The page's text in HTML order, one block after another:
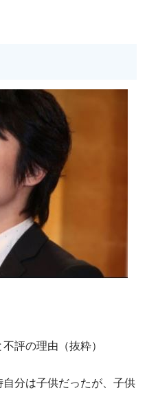
評の理由（抜粋）
自分は子供だったが、子供